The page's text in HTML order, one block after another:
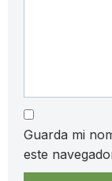
Guarda mi
este